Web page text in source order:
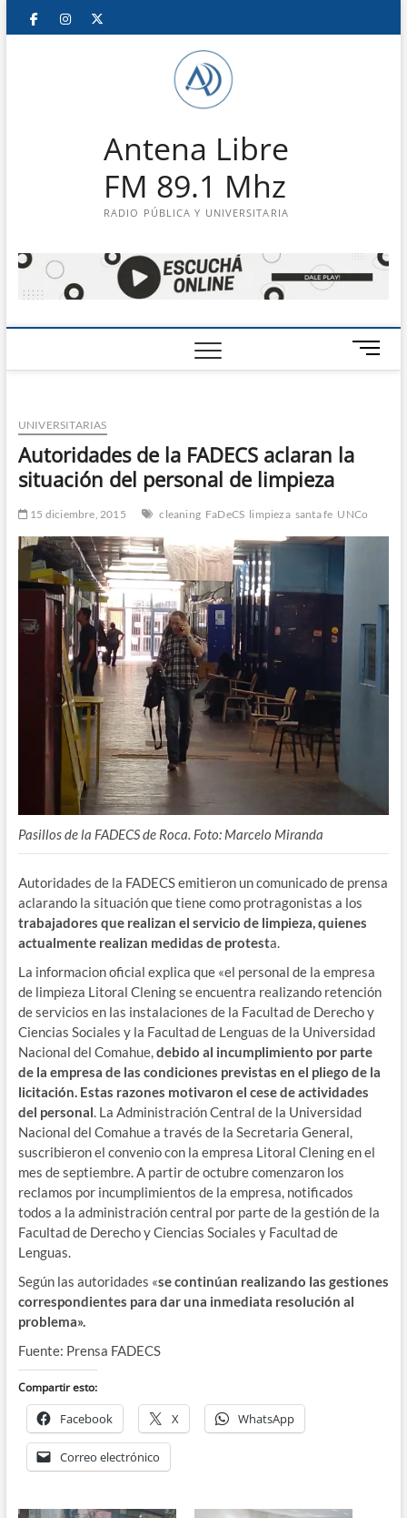
Saltar
FacebookInstagram
Antena Libre
FM 89.1 Mhz
RADIO PÚBLICA Y UNIVERSITARIA
B
o
e
UNIVERSITARIAS
Autoridades de la FADECS aclaran la
situación del personal de limpieza
15 diciembre, 2015 cleaning FaDeCS limpieza santa fe UNCo
Pasillos de la FADECS de Roca. Foto: Marcelo Miranda
Autoridades de la FADECS emitieron un comunicado de prensa
aclarando la situación que tiene como protragonistas a los
trabajadores que realizan el servicio de limpieza, quienes
actualmente realizan medidas de protesta.
La informacion oficial explica que «el personal de la empresa
de limpieza Litoral Clening se encuentra realizando retención
de servicios en las instalaciones de la Facultad de Derecho y
Ciencias Sociales y la Facultad de Lenguas de la Universidad
Nacional del Comahue,debido al incumplimiento por parte
de la empresa de las condiciones previstas en el pliego de la
licitación. Estas razones motivaron el cese de actividades
del personal. La Administración Central de la Universidad
Nacional del Comahue a través de la Secretaria General,
suscribieron el convenio con la empresa Litoral Clening en el
mes de septiembre. A partir de octubre comenzaron los
reclamos por incumplimientos de la empresa, notificados
todos a la administración central por parte de la gestión de la
Facultad de Derecho y Ciencias Sociales y Facultad de
Lenguas.
Según las autoridades «se continúan realizando las gestiones
correspondientes para dar una inmediata resolución al
problema».
Fuente: Prensa FADECS
Compartir esto:
Facebook X WhatsApp
Correo electrónico